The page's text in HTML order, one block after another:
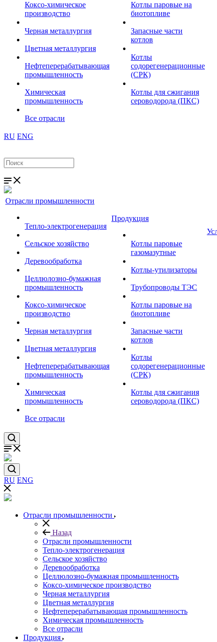
Коксо-химическое
производство
Черная металлургия
Цветная металлургия
Нефтеперерабатывающая
промышленность
Химическая
промышленность
Все отрасли
Котлы паровые на
биотопливе
Запасные части
котлов
Котлы
содорегенерационные
(СРК)
Котлы для сжигания
сероводорода (ПКС)
RU ENG
Отрасли промышленности
Тепло-электрогенерация
Сельское хозяйство
Деревообработка
Целлюлозно-бумажная
промышленность
Коксо-химическое
производство
Черная металлургия
Цветная металлургия
Нефтеперерабатывающая
промышленность
Химическая
промышленность
Все отрасли
Продукция
Котлы паровые
газомазутные
Котлы-утилизаторы
Трубопроводы ТЭС
Котлы паровые на
биотопливе
Запасные части
котлов
Котлы
содорегенерационные
(СРК)
Котлы для сжигания
сероводорода (ПКС)
RU ENG
Отрасли промышленности
Назад
Отрасли промышленности
Тепло-электрогенерация
Сельское хозяйство
Деревообработка
Целлюлозно-бумажная промышленность
Коксо-химическое производство
Черная металлургия
Цветная металлургия
Нефтеперерабатывающая промышленность
Химическая промышленность
Все отрасли
Продукция